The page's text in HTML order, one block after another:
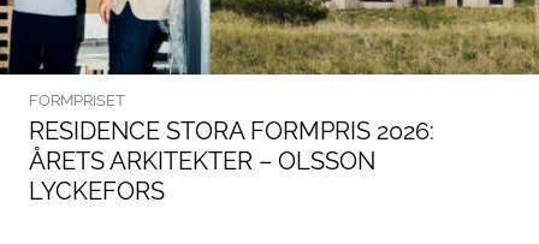
FORMPRISET
RESIDENCE STORA FORMPRIS 2026:
ÅRETS ARKITEKTER – OLSSON
LYCKEFORS